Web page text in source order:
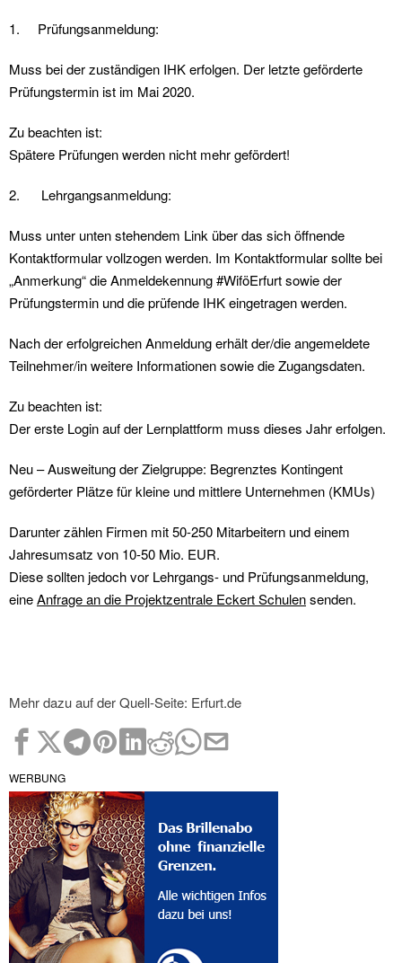
1. Prüfungsanmeldung:
Muss bei der zuständigen IHK erfolgen. Der letzte geförderte
Prüfungstermin ist im Mai 2020.
Zu beachten ist:
Spätere Prüfungen werden nicht mehr gefördert!
2. Lehrgangsanmeldung:
Muss unter unten stehendem Link über das sich öffnende
Kontaktformular vollzogen werden. Im Kontaktformular sollte bei
„Anmerkung“ die Anmeldekennung #WiföErfurt sowie der
Prüfungstermin und die prüfende IHK eingetragen werden.
Nach der erfolgreichen Anmeldung erhält der/die angemeldete
Teilnehmer/in weitere Informationen sowie die Zugangsdaten.
Zu beachten ist:
Der erste Login auf der Lernplattform muss dieses Jahr erfolgen.
Neu–Ausweitung der Zielgruppe: Begrenztes Kontingent
geförderter Plätze für kleine und mittlere Unternehmen (KMUs)
Darunter zählen Firmen mit 50-250 Mitarbeitern undeinem
Jahresumsatz von 10-50 Mio. EUR.
Diese sollten jedoch vor Lehrgangs- und Prüfungsanmeldung,
eineAnfrage an die Projektzentrale Eckert Schulensenden.
Mehr dazu auf der Quell-Seite: Erfurt.de
WERBUNG